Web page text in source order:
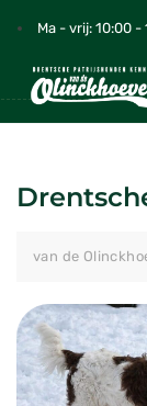
Ma - vrij: 10:00
van de